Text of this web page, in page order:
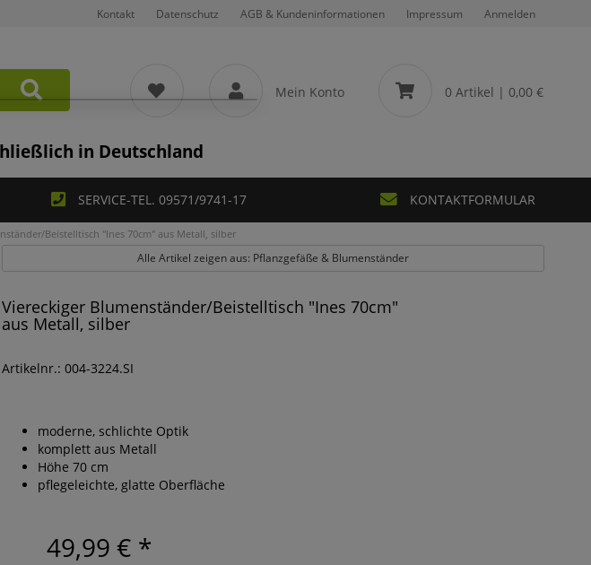
Kontakt Datenschutz AGB & Kundeninformationen Impressum Anmelden
Mein Konto 0 Artikel | 0,00 €
in Deutschland
SERVICE-TEL. 09571/9741-17 KONTAKTFORMULAR
Beistelltisch "Ines 70cm" aus Metall, silber
Alle Artikel zeigen aus: Pflanzgefäße & Blumenständer
Viereckiger Blumenständer/Beistelltisch "Ines 70cm"
aus Metall, silber
Artikelnr.: 004-3224.SI
moderne, schlichte Optik
komplett aus Metall
Höhe 70 cm
pflegeleichte, glatte Oberfläche
49,99 € *